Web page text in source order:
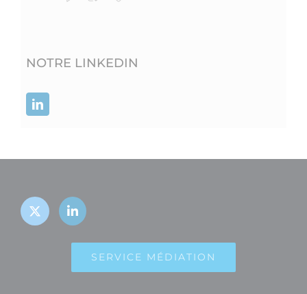
NOTRE LINKEDIN
SERVICE MÉDIATION